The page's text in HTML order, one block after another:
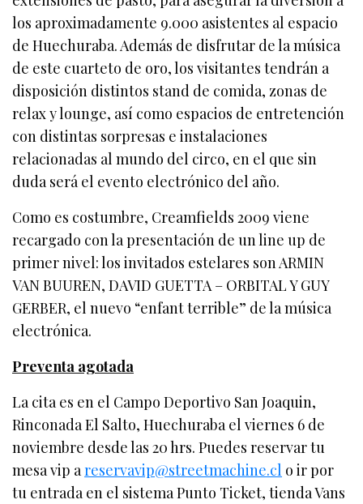
los aproximadamente 9.000 asistentes al espacio
de Huechuraba. Además de disfrutar de la música
de este cuarteto de oro, los visitantes tendrán a
disposición distintos stand de comida, zonas de
relax y lounge, así como espacios de entretención
con distintas sorpresas e instalaciones
relacionadas al mundo del circo, en el que sin
duda será el evento electrónico del año.
Como es costumbre, Creamfields 2009 viene
recargado con la presentación de un line up de
primer nivel: los invitados estelares son ARMIN
VAN BUUREN, DAVID GUETTA – ORBITAL Y GUY
GERBER, el nuevo “enfant terrible” de la música
electrónica.
Preventa agotada
La cita es en el Campo Deportivo San Joaquin,
Rinconada El Salto, Huechuraba el viernes 6 de
noviembre desde las 20 hrs. Puedes reservar tu
mesa vip areservavip@streetmachine.cl o ir por
tu entrada en el sistema Punto Ticket, tienda Vans